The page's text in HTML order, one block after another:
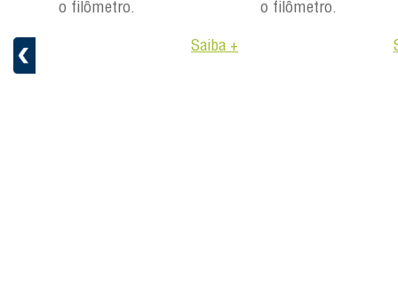
+
o filômetro.
Saiba +
o filômetro.